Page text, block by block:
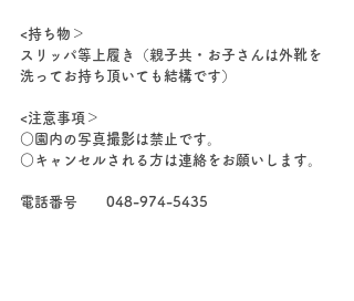
<持ち物＞
スリッパ等上履き（親子共・お子さんは外靴を
洗ってお持ち頂いても結構です）
<注意事項＞
○園内の写真撮影は禁止です。
○キャンセルされる方は連絡をお願いします。
電話番号　　048-974-5435